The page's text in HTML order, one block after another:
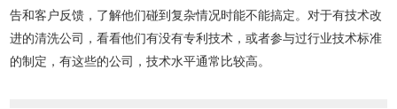
告和客户反馈，了解他们碰到复杂情况时能不能搞定。对于有技术改
进的清洗公司，看看他们有没有专利技术，或者参与过行业技术标准
的制定，有这些的公司，技术水平通常比较高。